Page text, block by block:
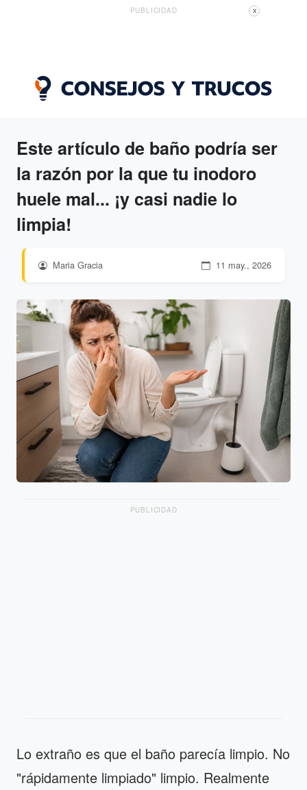
PUBLICIDAD X
Este artículo de baño podría ser
la razón por la que tu inodoro
huele mal... ¡y casi nadie lo
limpia!
Maria Gracia 11 may., 2026
PUBLICIDAD
Lo extraño es que el baño parecía limpio. No
"rápidamente limpiado" limpio. Realmente